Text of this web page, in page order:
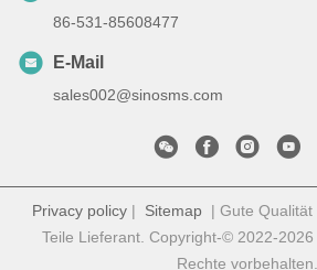
86-531-85608477
E-Mail
sales002@sinosms.com
Privacy policy| Sitemap| Gute Qualität
Teile Lieferant. Copyright-© 2022-2026
Rechte vorbehalten.